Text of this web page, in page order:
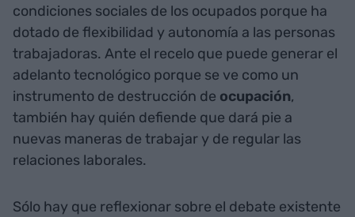
condiciones sociales de los ocupados porque ha
dotado de flexibilidad y autonomía a las personas
trabajadoras. Ante el recelo que puede generar el
adelanto tecnológico porque se ve como un
instrumento de destrucción de ocupación,
también hay quién defiende que dará pie a
nuevas maneras de trabajar y de regular las
relaciones laborales.
Sólo hay que reflexionar sobre el debate existente